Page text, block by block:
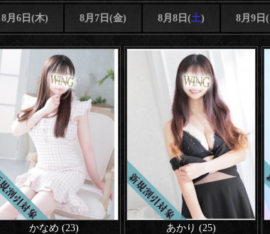
8月6日(木) 8月7日(金) 8月8日(土) 8月9日(
かなめ (23) あかり (25)